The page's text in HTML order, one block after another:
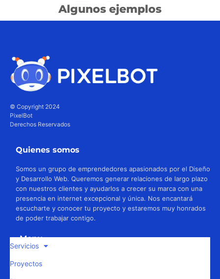
Algunos ejemplos
© Copyright 2024
PixelBot
Derechos Reservados
Quienes somos
Somos un grupo de emprendedores apasionados por el Diseño
y Desarrollo Web. Queremos generar relaciones de largo plazo
con nuestros clientes y ayudarlos a crecer su marca con una
presencia en internet excepcional y única. Nos encantará
escucharte y conocer tu proyecto y estaremos muy honrados
de poder trabajar contigo.
Menu
Servicios
Proyectos